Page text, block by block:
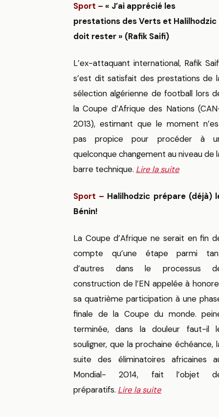
Sport – « J’ai apprécié les
prestations des Verts et Halilhodzic
doit rester » (Rafik Saifi)
L’ex-attaquant international, Rafik
s’est dit satisfait des prestations de
sélection algérienne de football lors
la Coupe d’Afrique des Nations
2013), estimant que le moment
pas propice pour procéder à
quelconque changement au niveau de
barre technique. Lire la suite
Sport – Halilhodzic prépare (déjà)
Bénin!
La Coupe d’Afrique ne serait en fin
compte qu’une étape parmi
d’autres dans le processus
construction de l’EN appelée à
sa quatrième participation à une
finale de la Coupe du monde.
terminée, dans la douleur faut-il
souligner, que la prochaine échéance,
suite des éliminatoires africaines
Mondial- 2014, fait l’objet
préparatifs. Lire la suite